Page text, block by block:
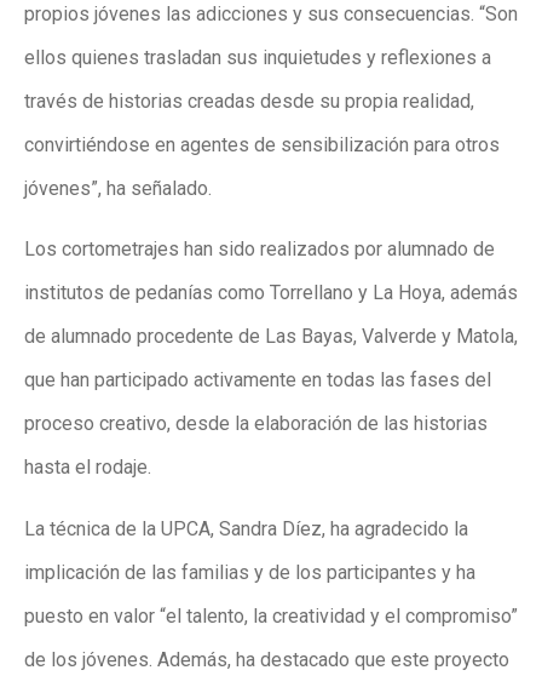
propios jóvenes las adicciones y sus consecuencias. “Son
ellos quienes trasladan sus inquietudes y reflexiones a
través de historias creadas desde su propia realidad,
convirtiéndose en agentes de sensibilización para otros
jóvenes”, ha señalado.
Los cortometrajes han sido realizados por alumnado de
institutos de pedanías como Torrellano y La Hoya, además
de alumnado procedente de Las Bayas, Valverde y Matola,
que han participado activamente en todas las fases del
proceso creativo, desde la elaboración de las historias
hasta el rodaje.
La técnica de la UPCA, Sandra Díez, ha agradecido la
implicación de las familias y de los participantes y ha
puesto en valor “el talento, la creatividad y el compromiso”
de los jóvenes. Además, ha destacado que este proyecto